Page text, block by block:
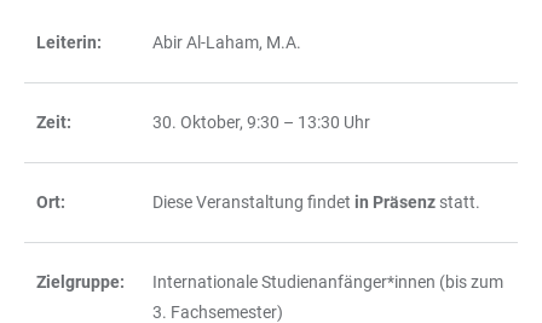
Leiterin: Abir Al-Laham, M.A.
Zeit: 30. Oktober, 9:30 – 13:30 Uhr
Ort: Diese Veranstaltung findet in Präsenz statt.
Zielgruppe:
Internationale Studienanfänger*innen (bis zum
3. Fachsemester)